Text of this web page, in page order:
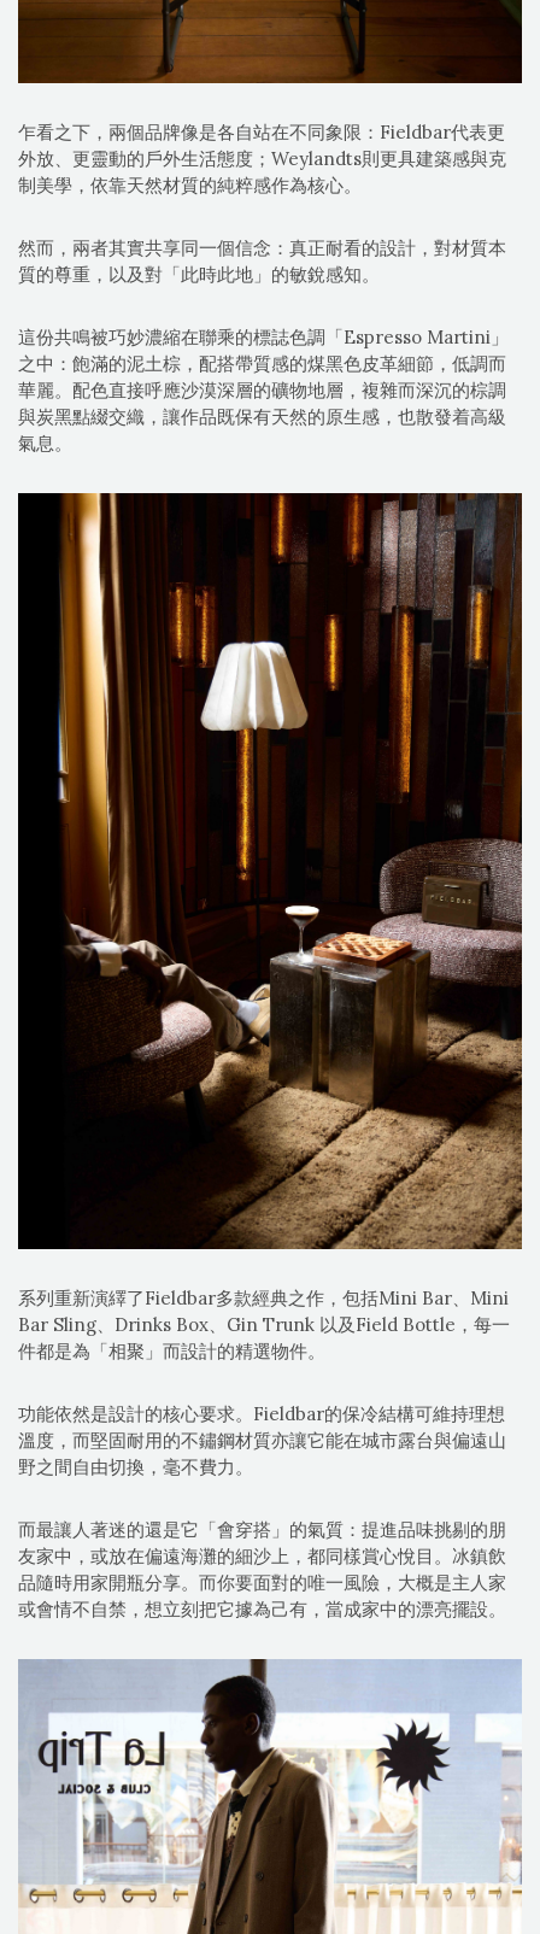
乍看之下，兩個品牌像是各自站在不同象限：Fieldbar代表更
外放、更靈動的戶外生活態度；Weylandts則更具建築感與克
制美學，依靠天然材質的純粹感作為核心。
然而，兩者其實共享同一個信念：真正耐看的設計，對材質本
質的尊重，以及對「此時此地」的敏銳感知。
這份共鳴被巧妙濃縮在聯乘的標誌色調「Espresso Martini」
之中：飽滿的泥土棕，配搭帶質感的煤黑色皮革細節，低調而
華麗。配色直接呼應沙漠深層的礦物地層，複雜而深沉的棕調
與炭黑點綴交織，讓作品既保有天然的原生感，也散發着高級
氣息。
系列重新演繹了Fieldbar多款經典之作，包括Mini Bar、Mini
Bar Sling、Drinks Box、Gin Trunk 以及Field Bottle，每一
件都是為「相聚」而設計的精選物件。
功能依然是設計的核心要求。Fieldbar的保冷結構可維持理想
溫度，而堅固耐用的不鏽鋼材質亦讓它能在城市露台與偏遠山
野之間自由切換，毫不費力。
而最讓人著迷的還是它「會穿搭」的氣質：提進品味挑剔的朋
友家中，或放在偏遠海灘的細沙上，都同樣賞心悅目。冰鎮飲
品隨時用家開瓶分享。而你要面對的唯一風險，大概是主人家
或會情不自禁，想立刻把它據為己有，當成家中的漂亮擺設。